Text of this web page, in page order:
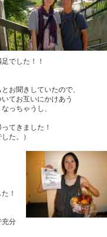
でした！！
お聞きしていたので、
てお互いにかけあう
っちゃうし、
てきました！
た。）
！
充分